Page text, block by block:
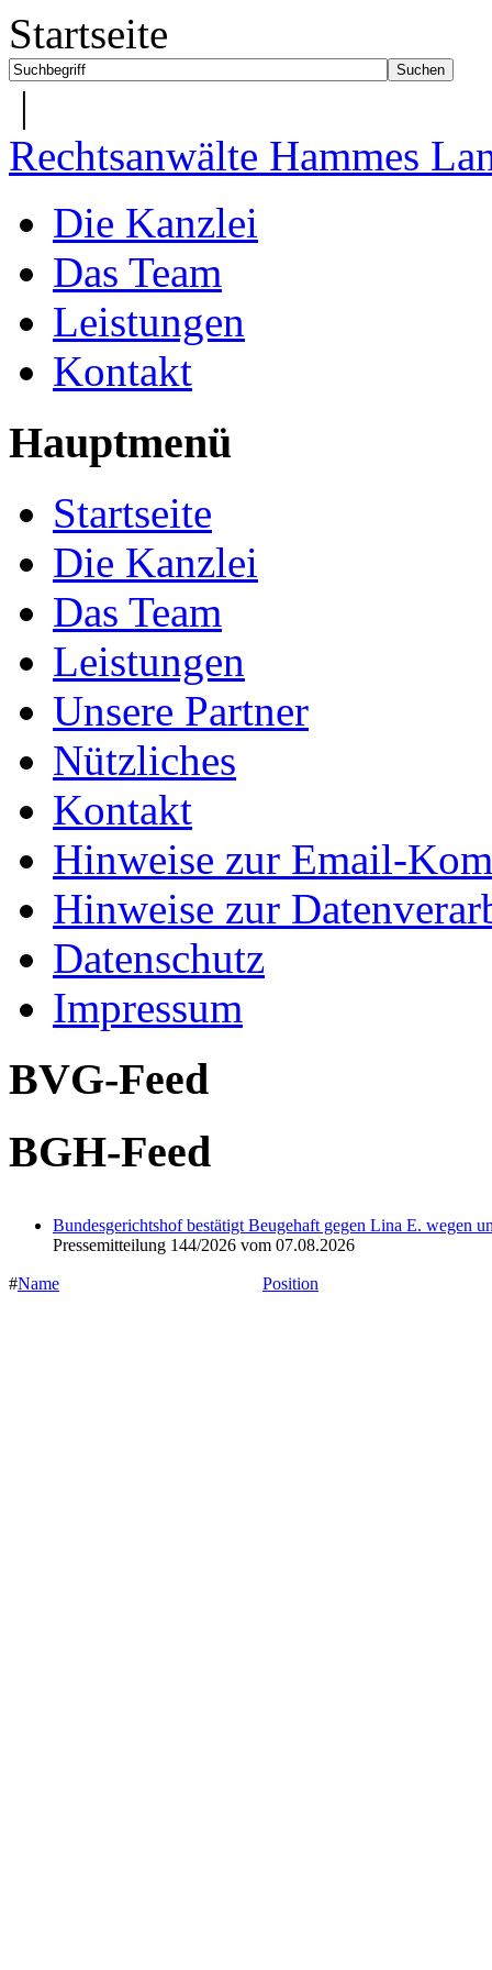
Startseite
|
Rechtsanwälte Hammes
Die Kanzlei
Das Team
Leistungen
Kontakt
Hauptmenü
Startseite
Die Kanzlei
Das Team
Leistungen
Unsere Partner
Nützliches
Kontakt
Hinweise zur Email-
Hinweise zur
Datenschutz
Impressum
BVG-Feed
BGH-Feed
Bundesgerichtshof bestätigt Beugehaft gegen Lina E. wegen
Pressemitteilung 144/2026 vom 07.08.2026
#Name Position